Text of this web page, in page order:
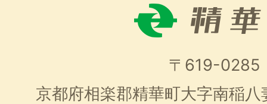
〒619-0285
京都府相楽郡精華町大字南稲